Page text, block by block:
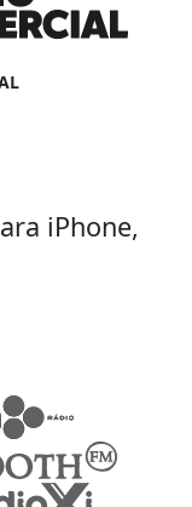
iPhone,